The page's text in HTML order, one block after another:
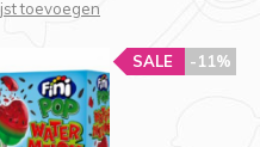
toevoegen
-11%
SALE